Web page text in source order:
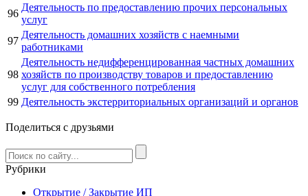
96
Деятельность по предоставлению прочих персональных
услуг
97
Деятельность домашних хозяйств с наемными
работниками
98
Деятельность недифференцированная частных домашних
хозяйств по производству товаров и предоставлению
услуг для собственного потребления
99 Деятельность экстерриториальных организаций и органов
Поделиться с друзьями
Рубрики
Открытие / Закрытие ИП